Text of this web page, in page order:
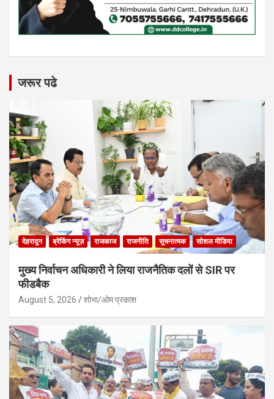
जरूर पढे
देहरादून ब्रेकिंग न्यूज़ राजकाज राजनीति सूचनात्मक सोशल मीडिया
मुख्य निर्वाचन अधिकारी ने लिया राजनैतिक दलों से SIR पर
फीडबैक
August 5, 2026 शोभा/ओम प्रकाश